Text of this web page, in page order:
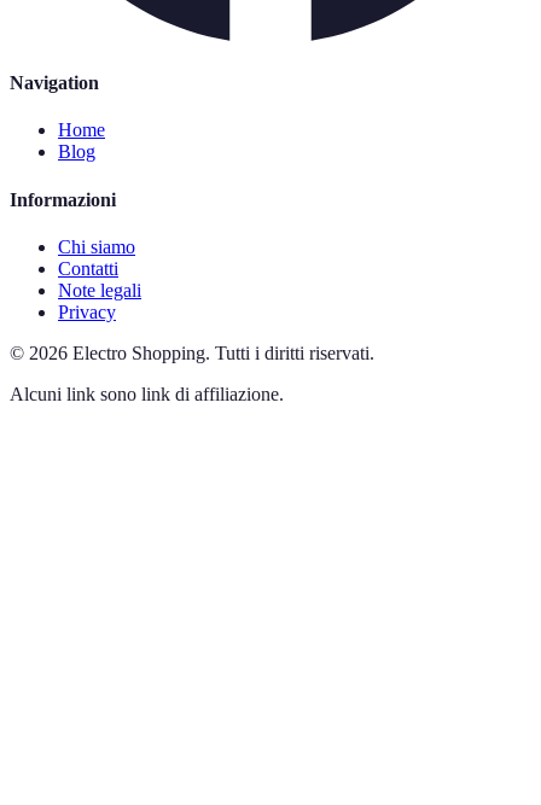
Navigation
Home
Blog
Informazioni
Chi siamo
Contatti
Note legali
Privacy
© 2026 Electro Shopping. Tutti i diritti riservati.
Alcuni link sono link di affiliazione.